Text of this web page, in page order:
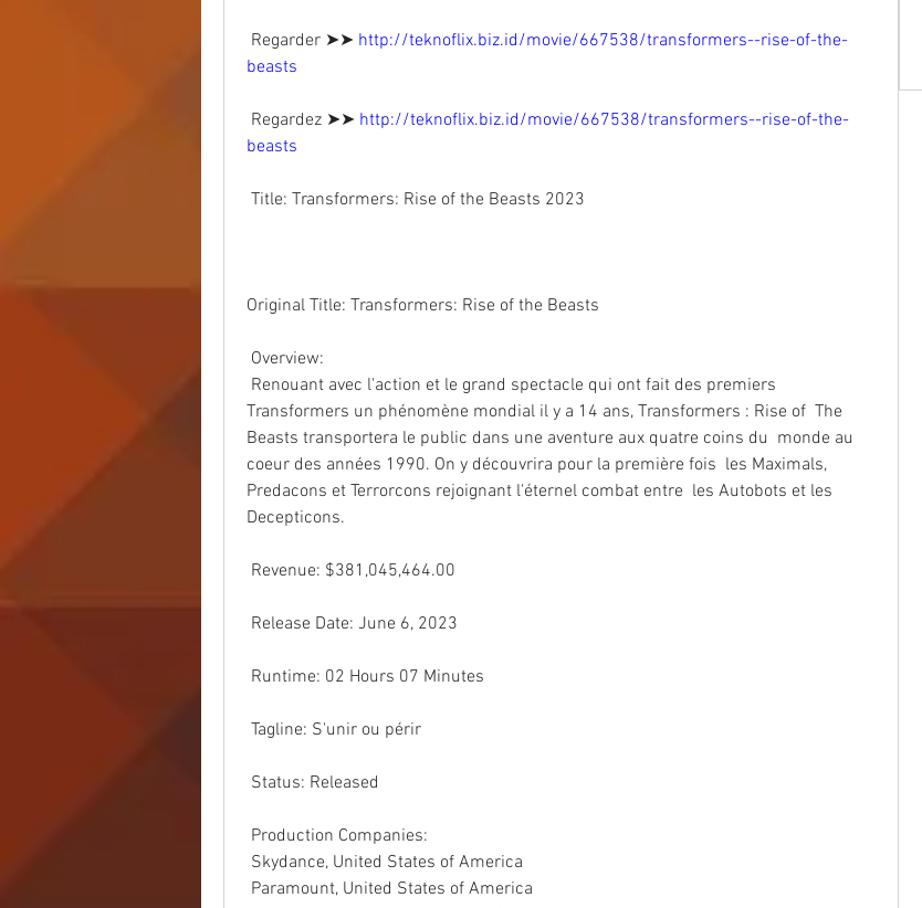
Regarder ➤➤ http://teknoflix.biz.id/movie/667538/transformers--rise-of-the-
beasts
Regardez ➤➤ http://teknoflix.biz.id/movie/667538/transformers--rise-of-the-
beasts
Title: Transformers: Rise of the Beasts 2023
Original Title: Transformers: Rise of the Beasts
Overview:
Transformers un phénomène mondial il y a 14 ans, Transformers : Rise of  The
Beasts transportera le public dans une aventure aux quatre coins du  monde au
coeur des années 1990. On y découvrira pour la première fois  les Maximals,
Predacons et Terrorcons rejoignant l'éternel combat entre  les Autobots et les
Decepticons.
Revenue: $381,045,464.00
Release Date: June 6, 2023
Runtime: 02 Hours 07 Minutes
Tagline: S'unir ou périr
Status: Released
Production Companies:
Skydance, United States of America
Paramount, United States of America